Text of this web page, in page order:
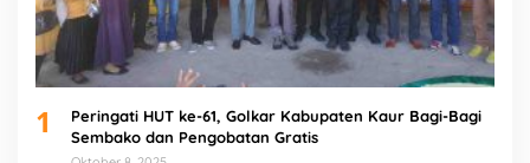
1
Peringati HUT ke-61, Golkar Kabupaten Kaur Bagi-Bagi
Sembako dan Pengobatan Gratis